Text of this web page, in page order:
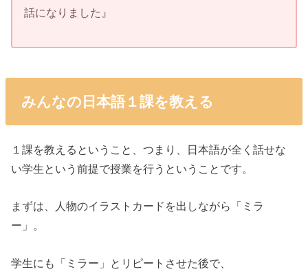
話になりました』
みんなの日本語１課を教える
１課を教えるということ、つまり、日本語が全く話せな
い学生という前提で授業を行うということです。
まずは、人物のイラストカードを出しながら「ミラ
ー」。
学生にも「ミラー」とリピートさせた後で、